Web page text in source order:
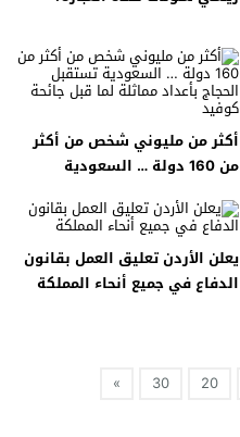
أكثر من مليوني شخص من أكثر
من 160 دولة … السعودية
قبل جائحة كوفيد
يعلن الأردن تعليق العمل بقانون
الدفاع في جميع أنحاء المملكة
20
30
»